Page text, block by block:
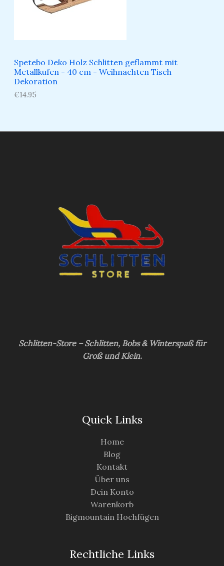
Spetebo Deko Holz Schlitten geflammt mit
Metallkufen - 40 cm - Weihnachten Tisch
Dekoration
€14.95
Schlitten-Store – Schlitten, Bobs & Winterspaß für
Groß und Klein.
Quick Links
Home
Blog
Kontakt
Über uns
Dein Konto
Warenkorb
Bigmountain Hochfügen
Rechtliche Links